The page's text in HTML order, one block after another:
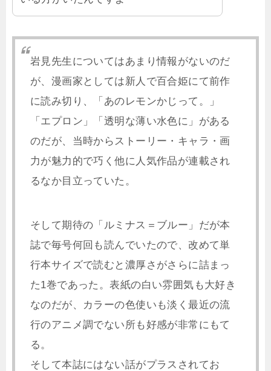
岩見先生についてはあまり情報がないのだ
が、漫画家としては新人で百合姫にて前作
に読み切り、「あのレモンかじって。」
「エプロン」「透明な薄い水色に」がある
のだが、当時からストーリー・キャラ・画
力が魅力的で巧く他に人気作品が連載され
るなか目立っていた。
そして期待の「ルミナス＝ブルー」だが本
誌で毎号何回も読んでいたので、改めて単
行本サイズで読むと濃厚さがさらに詰まっ
た1巻であった。表紙の白い雰囲気も大好き
なのだが、カラーの色使いも淡く最近の流
行のアニメ調でない所も好感が非常にもて
る。
そして本誌にはない話がプラスされてお